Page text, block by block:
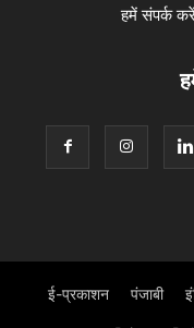
हमें संपर्क
ई-प्रकाशन पंजाबी